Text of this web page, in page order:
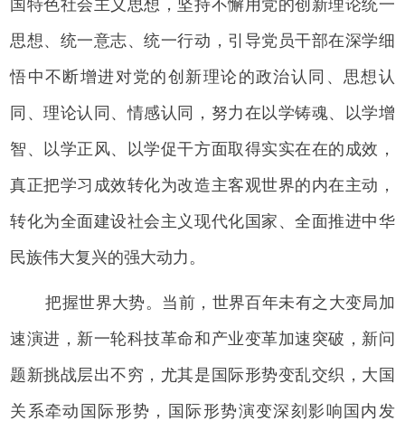
国特色社会主义思想，坚持不懈用党的创新理论统一
思想、统一意志、统一行动，引导党员干部在深学细
悟中不断增进对党的创新理论的政治认同、思想认
同、理论认同、情感认同，努力在以学铸魂、以学增
智、以学正风、以学促干方面取得实实在在的成效，
真正把学习成效转化为改造主客观世界的内在主动，
转化为全面建设社会主义现代化国家、全面推进中华
民族伟大复兴的强大动力。
把握世界大势。当前，世界百年未有之大变局加
速演进，新一轮科技革命和产业变革加速突破，新问
题新挑战层出不穷，尤其是国际形势变乱交织，大国
关系牵动国际形势，国际形势演变深刻影响国内发